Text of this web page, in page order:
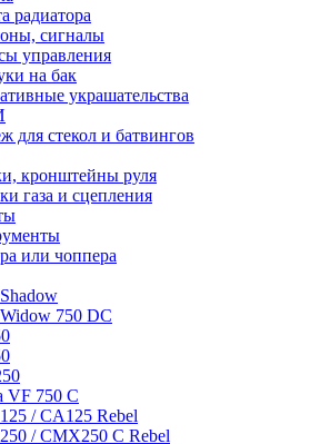
радиатора
сигналы
управления
на бак
украшательства
для стекол и батвингов
кронштейны руля
газа и сцепления
или чоппера
750 DC
VF 750 C
/ CA125 Rebel
/ CMX250 C Rebel